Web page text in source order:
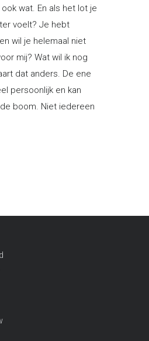
wat. En als het lot je
voelt? Je hebt
wil je helemaal niet
mij? Wat wil ik nog
dat anders. De ene
persoonlijk en kan
boom. Niet iedereen